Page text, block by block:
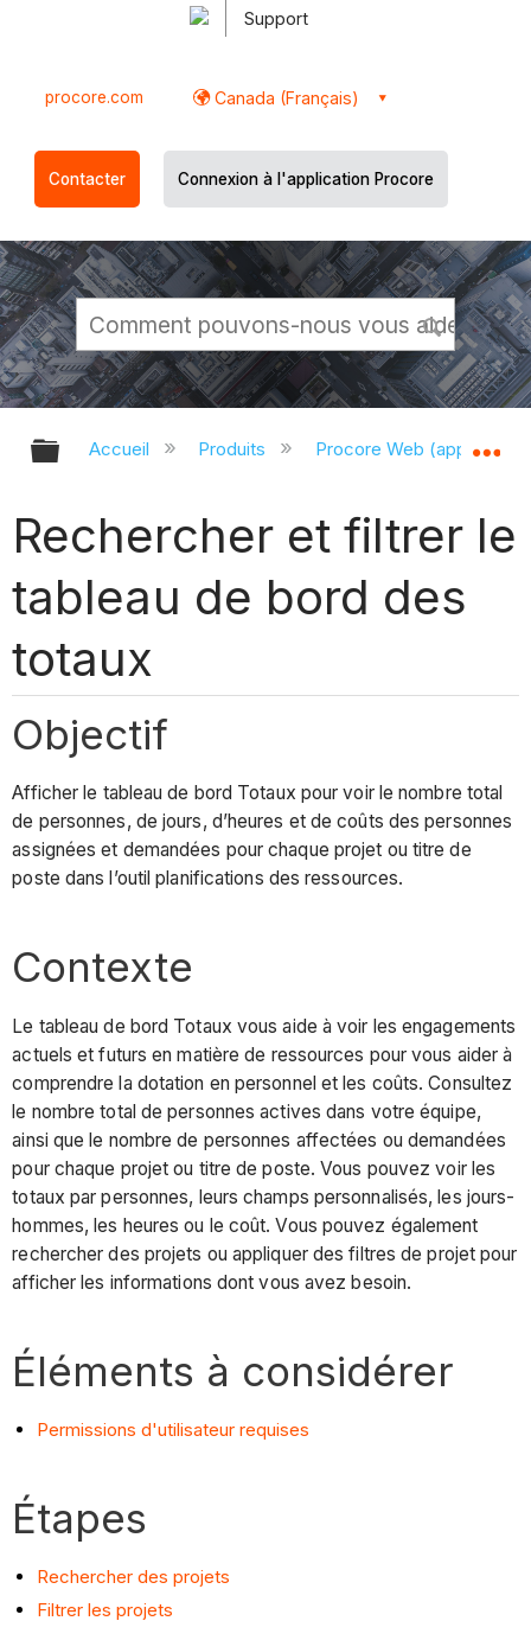
Support
procore.com Canada (Français)
Contacter Connexion à l'application Procore
Développer/réduire la hiérarchie
Accueil Produits Procore Web
Rechercher et filtrer le
tableau de bord des
totaux
Objectif
Afficher le tableau de bord Totaux pour voir le nombre total
de personnes, de jours, d’heures et de coûts des personnes
assignées et demandées pour chaque projet ou titre de
poste dans l’outil planifications des ressources.
Contexte
Le tableau de bord Totaux vous aide à voir les engagements
actuels et futurs en matière de ressources pour vous aider à
comprendre la dotation en personnel et les coûts. Consultez
le nombre total de personnes actives dans votre équipe,
ainsi que le nombre de personnes affectées ou demandées
pour chaque projet ou titre de poste. Vous pouvez voir les
totaux par personnes, leurs champs personnalisés, les jours-
hommes, les heures ou le coût. Vous pouvez également
rechercher des projets ou appliquer des filtres de projet pour
afficher les informations dont vous avez besoin.
Éléments à considérer
Permissions d'utilisateur requises
Étapes
Rechercher des projets
Filtrer les projets